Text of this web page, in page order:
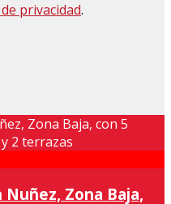
privacidad.
Zona Baja,